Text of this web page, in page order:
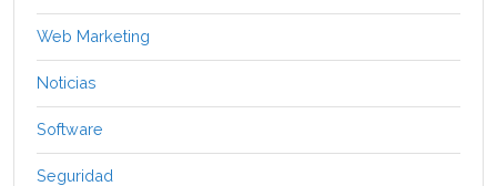
Web Marketing
Noticias
Software
Seguridad